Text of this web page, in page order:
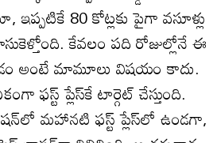
ఇప్పటికే 80 కోట్లకు పైగా వసూళ్లు
కేవలం పది రోజుల్లోనే ఈ
అంటే మామూలు విషయం కాదు.
ప్లేస్‌కే టార్గెట్‌ చేస్తుంది.
మహానటి ఫస్ట్‌ ప్లేస్‌లో ఉండగా,